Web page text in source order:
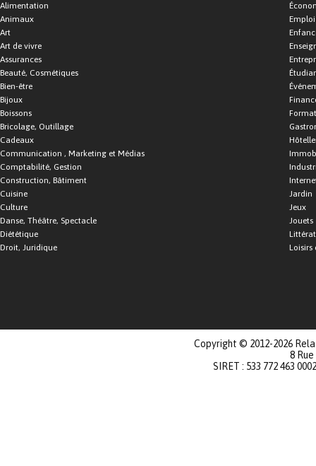
Alimentation
Animaux
Art
Art de vivre
Assurances
Beauté, Cosmétiques
Bien-être
Bijoux
Boissons
Bricolage, Outillage
Cadeaux
Communication , Marketing et Médias
Comptabilité, Gestion
Construction, Bâtiment
Cuisine
Culture
Danse, Théâtre, Spectacle
Diététique
Droit, Juridique
Emploi
Jardin
Jeux
Jouets
Loisirs
Copyright © 2012-2026
8
SIRET : 533 772 463